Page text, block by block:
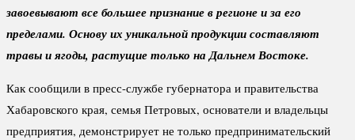
завоевывают все большее признание в регионе и за его
пределами. Основу их уникальной продукции составляют
травы и ягоды, растущие только на Дальнем Востоке.
Как сообщили в пресс-службе губернатора и правительства
Хабаровского края, семья Петровых, основатели и владельцы
предприятия, демонстрирует не только предпринимательский